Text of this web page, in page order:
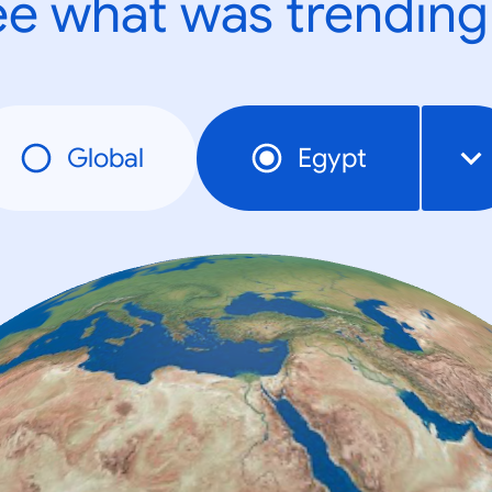
what was
Global Egypt